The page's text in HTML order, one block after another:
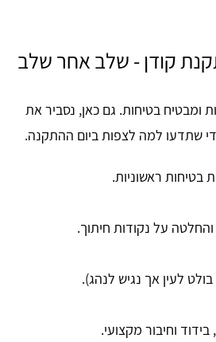
קודן - שלב אחר שלב
ומבטיח בטיחות. גם כאן, נסביר את
שתדעו למה לצפות ביום ההתקנה.
בטיחות ראשוניות.
והחלטה על נקודות חיתוך.
לעין אך נגיש לנהג).
וחיבור מקצועי.